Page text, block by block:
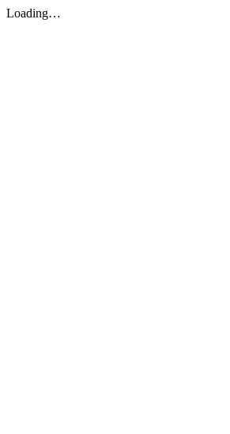
Loading…